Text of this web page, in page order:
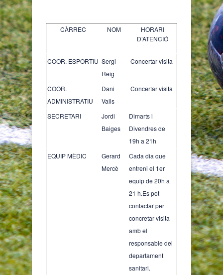
CÀRREC NOM
HORARI
D’ATENCIÓ
COOR. ESPORTIU Sergi
Reig
Concertar visita
COOR.
ADMINISTRATIU
Dani
Valls
Concertar visita
SECRETARI
Jordi
Baiges
Dimarts i
Divendres de
19h a 21h
EQUIP MÈDIC
Gerard
Mercè
Cada dia que
entreni el 1er
equip de 20h a
21 h.Es pot
contactar per
concretar visita
amb el
responsable del
departament
sanitari.